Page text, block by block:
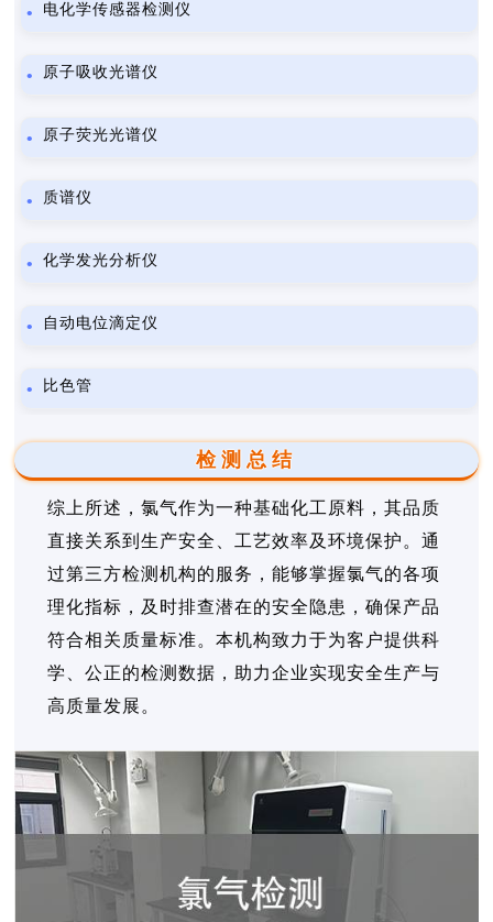
电化学传感器检测仪
原子吸收光谱仪
原子荧光光谱仪
质谱仪
化学发光分析仪
自动电位滴定仪
比色管
检测总结
综上所述，氯气作为一种基础化工原料，其品质
直接关系到生产安全、工艺效率及环境保护。通
过第三方检测机构的服务，能够掌握氯气的各项
理化指标，及时排查潜在的安全隐患，确保产品
符合相关质量标准。本机构致力于为客户提供科
学、公正的检测数据，助力企业实现安全生产与
高质量发展。